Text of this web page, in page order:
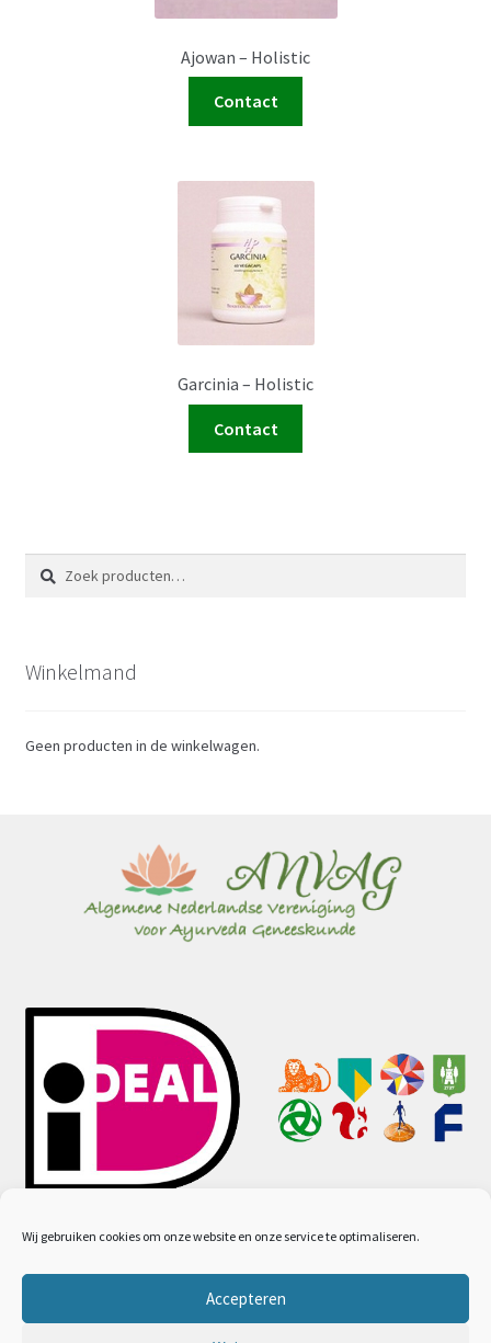
Wij gebruiken cookies om onze website en onze service te optimaliseren.
Accepteren
Ajowan – Holistic
Contact
Garcinia – Holistic
Contact
Zoeken
naar:
Zoeken
Winkelmand
Geen producten in de winkelwagen.
© Ayurveda webwinkel 2026